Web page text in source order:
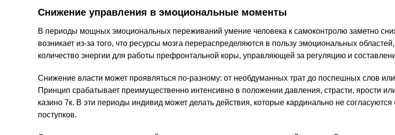
Снижение управления в эмоциональные моменты
В периоды мощных эмоциональных переживаний умение человека к самоконтролю заметно
возникает из-за того, что ресурсы мозга перераспределяются в пользу эмоциональных
количество энергии для работы префронтальной коры, управляющей за регуляцию и
Снижение власти может проявляться по-разному: от необдуманных трат до поспешных слов или
Принцип срабатывает преимущественно интенсивно в положении давления, страсти, ярости
казино 7к. В эти периоды индивид может делать действия, которые кардинально не
поступков.